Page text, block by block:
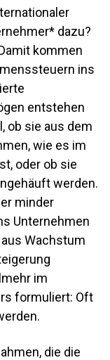
dazu?
kommen
ins
entstehen
ob sie aus dem
wie es im
oder ob sie
werden.
minder
Unternehmen
Wachstum
im
formuliert: Oft
die die